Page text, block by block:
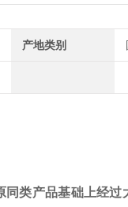
产地类别
类产品基础上经